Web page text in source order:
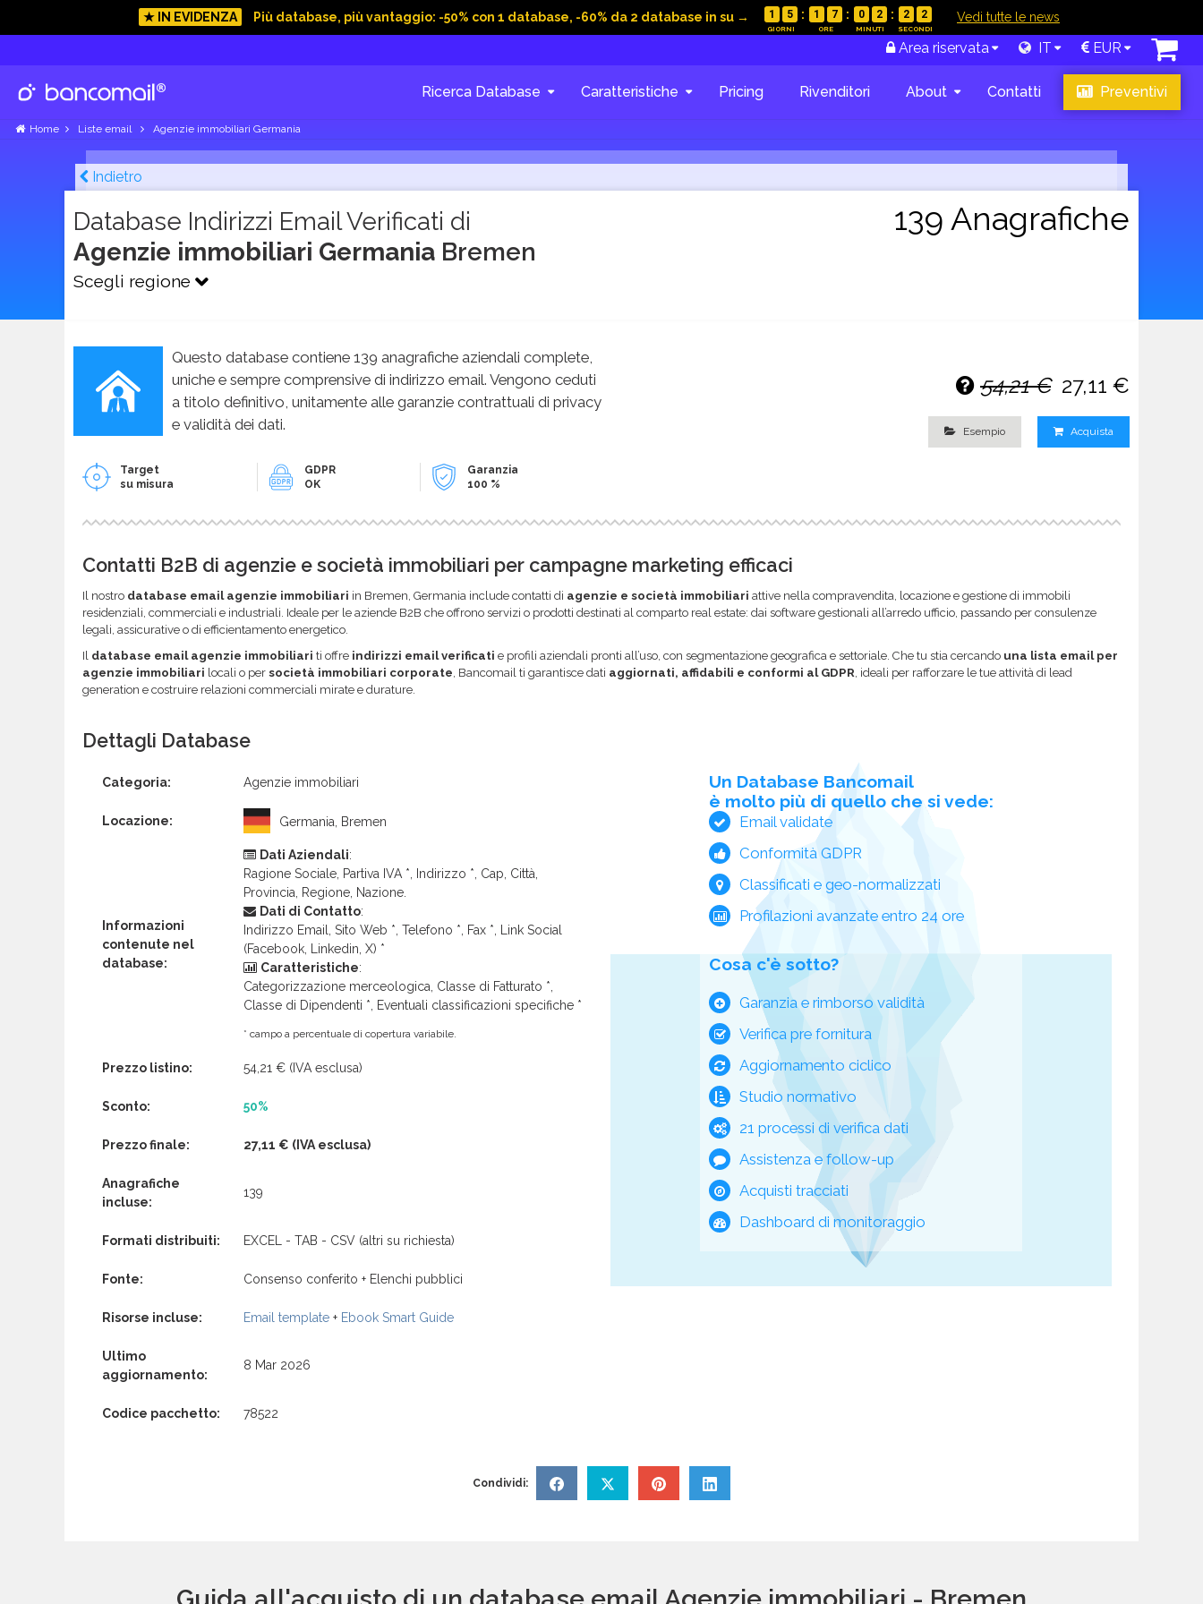
★ IN EVIDENZA Più database, più vantaggio: -50% con 1 database, -60% da 2 database in su → 1 5 1 7 0 2 2 1 Vedi tutte le news
Area riservata IT EUR
Ricerca Database Caratteristiche Pricing Rivenditori About Contatti Preventivi
Home Liste email Agenzie immobiliari Germania
Indietro
Database Indirizzi Email Verificati di
Agenzie immobiliari Germania Bremen
Scegli regione
139 Anagrafiche
Questo database contiene 139 anagrafiche aziendali complete,
uniche e sempre comprensive di indirizzo email. Vengono ceduti
a titolo definitivo, unitamente alle garanzie contrattuali di privacy
e validità dei dati.
Target
su misura
GDPR
OK
Garanzia
100 %
54,21 € 27,11 €
Esempio Acquista
Contatti B2B di agenzie e società immobiliari per campagne marketing efficaci
Il nostro database email agenzie immobiliari in Bremen, Germania include contatti di agenzie e società immobiliari attive nella compravendita, locazione e gestione di immobili
residenziali, commerciali e industriali. Ideale per le aziende B2B che offrono servizi o prodotti destinati al comparto real estate: dai software gestionali all’arredo ufficio, passando per consulenze
legali, assicurative o di efficientamento energetico.
Il database email agenzie immobiliari ti offre indirizzi email verificati e profili aziendali pronti all’uso, con segmentazione geografica e settoriale. Che tu stia cercando una lista email per
agenzie immobiliari locali o per società immobiliari corporate , Bancomail ti garantisce dati aggiornati, affidabili e conformi al GDPR , ideali per rafforzare le tue attività di lead
generation e costruire relazioni commerciali mirate e durature.
Dettagli Database
Categoria: Agenzie immobiliari
Locazione: Germania, Bremen
Informazioni
contenute nel
database:
Dati Aziendali:
Ragione Sociale, Partiva IVA *, Indirizzo *, Cap, Città,
Provincia, Regione, Nazione.
Dati di Contatto:
Indirizzo Email, Sito Web *, Telefono *, Fax *, Link Social
(Facebook, Linkedin, X) *
Caratteristiche:
Categorizzazione merceologica, Classe di Fatturato *,
Classe di Dipendenti *, Eventuali classificazioni specifiche *
* campo a percentuale di copertura variabile.
Prezzo listino: 54,21 € (IVA esclusa)
Sconto: 50%
Prezzo finale: 27,11 € (IVA esclusa)
Anagrafiche
incluse:
139
Formati distribuiti: EXCEL - TAB - CSV (altri su richiesta)
Fonte: Consenso conferito + Elenchi pubblici
Risorse incluse: Email template + Ebook Smart Guide
Ultimo
aggiornamento:
8 Mar 2026
Codice pacchetto: 78522
Un Database Bancomail
è molto più di quello che si vede:
Email validate
Conformità GDPR
Classificati e geo-normalizzati
Profilazioni avanzate entro 24 ore
Cosa c'è sotto?
Garanzia e rimborso validità
Verifica pre fornitura
Aggiornamento ciclico
Studio normativo
21 processi di verifica dati
Assistenza e follow-up
Acquisti tracciati
Dashboard di monitoraggio
Condividi: